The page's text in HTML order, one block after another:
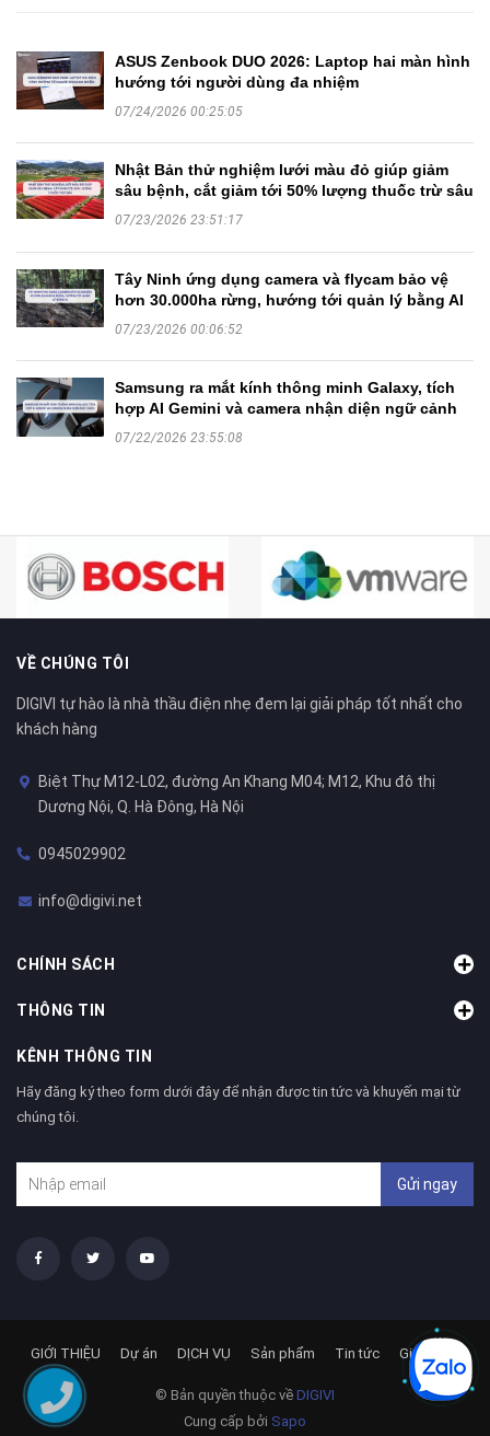
ASUS Zenbook DUO 2026: Laptop hai màn hình
hướng tới người dùng đa nhiệm
07/24/2026 00:25:05
Nhật Bản thử nghiệm lưới màu đỏ giúp giảm
sâu bệnh, cắt giảm tới 50% lượng thuốc trừ sâu
07/23/2026 23:51:17
Tây Ninh ứng dụng camera và flycam bảo vệ
hơn 30.000ha rừng, hướng tới quản lý bằng AI
07/23/2026 00:06:52
Samsung ra mắt kính thông minh Galaxy, tích
hợp AI Gemini và camera nhận diện ngữ cảnh
07/22/2026 23:55:08
VỀ CHÚNG TÔI
DIGIVI tự hào là nhà thầu điện nhẹ đem lại giải pháp tốt nhất cho
khách hàng
Biệt Thự M12-L02, đường An Khang M04; M12, Khu đô thị
Dương Nội, Q. Hà Đông, Hà Nội
0945029902
info@digivi.net
CHÍNH SÁCH
THÔNG TIN
KÊNH THÔNG TIN
Hãy đăng ký theo form dưới đây để nhận được tin tức và khuyến mại từ
chúng tôi.
Gửi ngay
© Bản quyền thuộc về DIGIVI
Cung cấp bởi Sapo
GIỚI THIỆU Dự án DỊCH VỤ Sản phẩm Tin tức Giải pháp